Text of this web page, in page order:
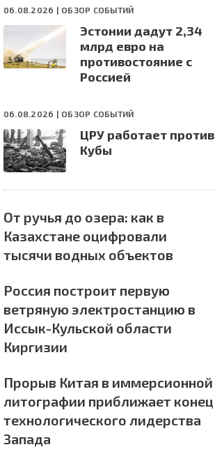
06.08.2026 | ОБЗОР СОБЫТИЙ
Эстонии дадут 2,34
млрд евро на
противостояние с
Россией
06.08.2026 | ОБЗОР СОБЫТИЙ
ЦРУ работает против
Кубы
От ручья до озера: как в
Казахстане оцифровали
тысячи водных объектов
Россия построит первую
ветряную электростанцию в
Иссык-Кульской области
Киргизии
Прорыв Китая в иммерсионной
литографии приближает конец
технологического лидерства
Запада